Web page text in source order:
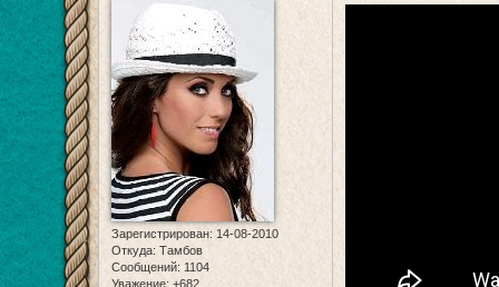
Зарегистрирован: 14-08-2010
Откуда: Тамбов
Сообщений: 1104
Уважение: +682